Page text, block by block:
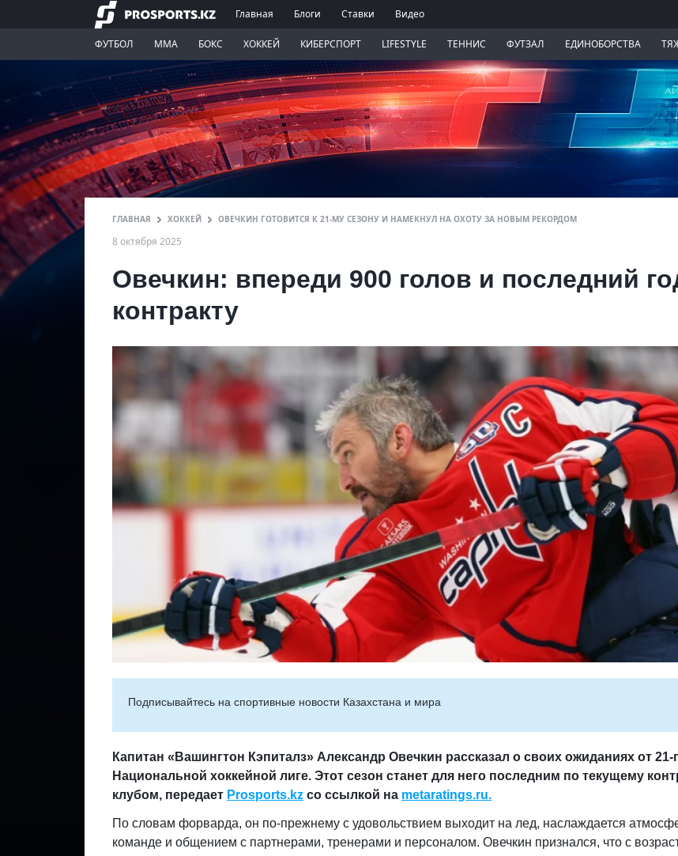
Главная Блоги Ставки Видео
ФУТБОЛ ММА БОКС ХОККЕЙ КИБЕРСПОРТ LIFESTYLE ТЕННИС ФУТЗАЛ ЕДИНОБОРСТВА
ГЛАВНАЯ ХОККЕЙ ОВЕЧКИН ГОТОВИТСЯ К 21-МУ СЕЗОНУ И НАМЕКНУЛ НА ОХОТУ ЗА НОВЫМ РЕКОРДОМ
8 октября 2025
Овечкин: впереди 900 голов и последний
контракту
Подписывайтесь на cпортивные новости Казахстана и мира
Капитан «Вашингтон Кэпиталз» Александр Овечкин рассказал о своих ожиданиях от 21-
Национальной хоккейной лиге. Этот сезон станет для него последним по текущему
клубом, передает Prosports.kz со ссылкой на metaratings.ru.
По словам форварда, он по-прежнему с удовольствием выходит на лед, наслаждается
команде и общением с партнерами, тренерами и персоналом. Овечкин признался, что с